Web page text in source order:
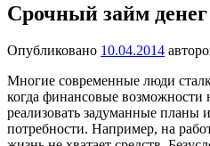
Срочный займ
Опубликовано 10.04.2014
Многие современные люди
когда финансовые возможности
реализовать задуманные планы
потребности. Например, на